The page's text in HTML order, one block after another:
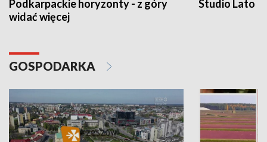
Podkarpackie horyzonty - z góry
widać więcej
Studio Lato
GOSPODARKA